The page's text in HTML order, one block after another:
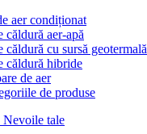
aer condiționat
căldură aer-apă
căldură cu sursă geotermală
căldură hibride
de aer
de produse
Nevoile tale